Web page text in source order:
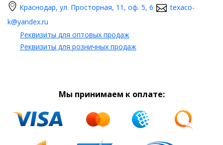
Краснодар, ул. Просторная, 11, оф. 5, 6
texaco-
k@yandex.ru
Реквизиты для оптовых продаж
Реквизиты для розничных продаж
Мы принимаем к оплате: